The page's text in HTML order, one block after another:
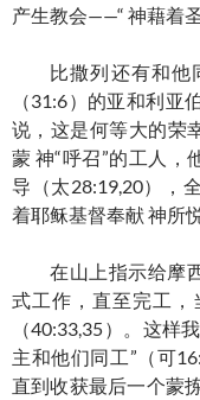
产生教会——“ 神藉着
比撒列还有和他
（31:6）的亚和利亚
说，这是何等大的荣
蒙 神“呼召”的工人，
导（太28:19,20），
着耶稣基督奉献 神所
在山上指示给摩
式工作，直至完工，
（40:33,35）。这样
主和他们同工”（可
直到收获最后一个蒙